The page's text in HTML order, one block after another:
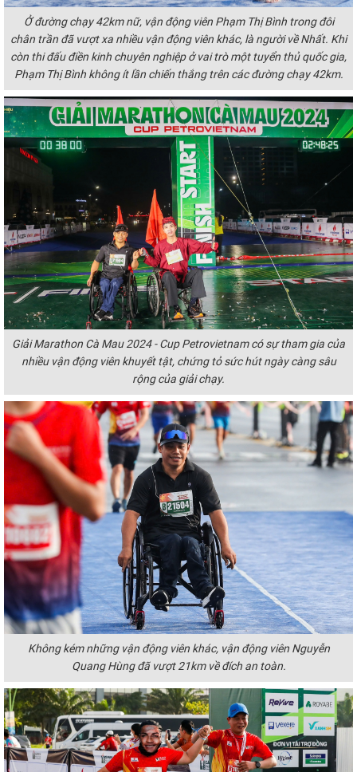
Ở đường chạy 42km nữ, vận động viên Phạm Thị Bình trong đôi
chân trần đã vượt xa nhiều vận động viên khác, là người về Nhất. Khi
còn thi đấu điền kinh chuyên nghiệp ở vai trò một tuyển thủ quốc gia,
Phạm Thị Bình không ít lần chiến thắng trên các đường chạy 42km.
Giải Marathon Cà Mau 2024 - Cup Petrovietnam có sự tham gia của
nhiều vận động viên khuyết tật, chứng tỏ sức hút ngày càng sâu
rộng của giải chạy.
Không kém những vận động viên khác, vận động viên Nguyễn
Quang Hùng đã vượt 21km về đích an toàn.